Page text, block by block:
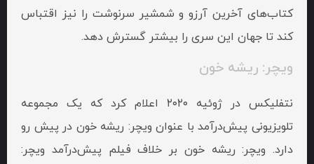
کتاب‌های آخرین آرزو و شمشیر سرنوشت را نیز اقتباس
کند تا جهان این سری را بیشتر گسترش دهد.
ویچر: ریشه خون
نتفلیکس در ژوئیه ۲۰۲۰ اعلام کرد که یک مجموعه
تلویزیونی پیش‌درآمد با عنوان ویچر: ریشه خون در پیش رو
دارد. ویچر: ریشه خون بر خلاف فیلم پیش‌درآمد ویچر: